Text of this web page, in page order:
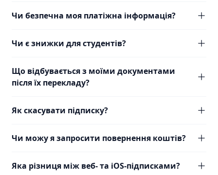
Чи безпечна моя платіжна інформація?
Чи є знижки для студентів?
Що відбувається з моїми документами
після їх перекладу?
Як скасувати підписку?
Чи можу я запросити повернення коштів?
Яка різниця між веб- та iOS-підписками?